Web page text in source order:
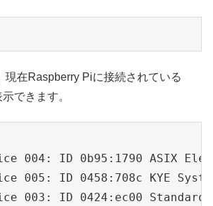
現在Raspberry Piに接続されている
できます。
004: ID 0b95:1790 ASIX
005: ID 0458:708c KYE
003: ID 0424:ec00 Standard